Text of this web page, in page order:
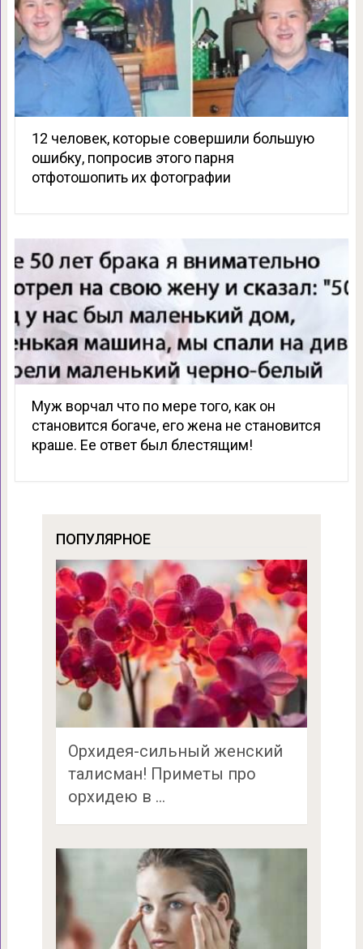
12 человек, которые совершили большую
ошибку, попросив этого парня
отфотошопить их фотографии
Муж ворчал что по мере того, как он
становится богаче, его жена не становится
краше. Ее ответ был блестящим!
ПОПУЛЯРНОЕ
Орхидея-сильный женский
талисман! Приметы про
орхидею в …